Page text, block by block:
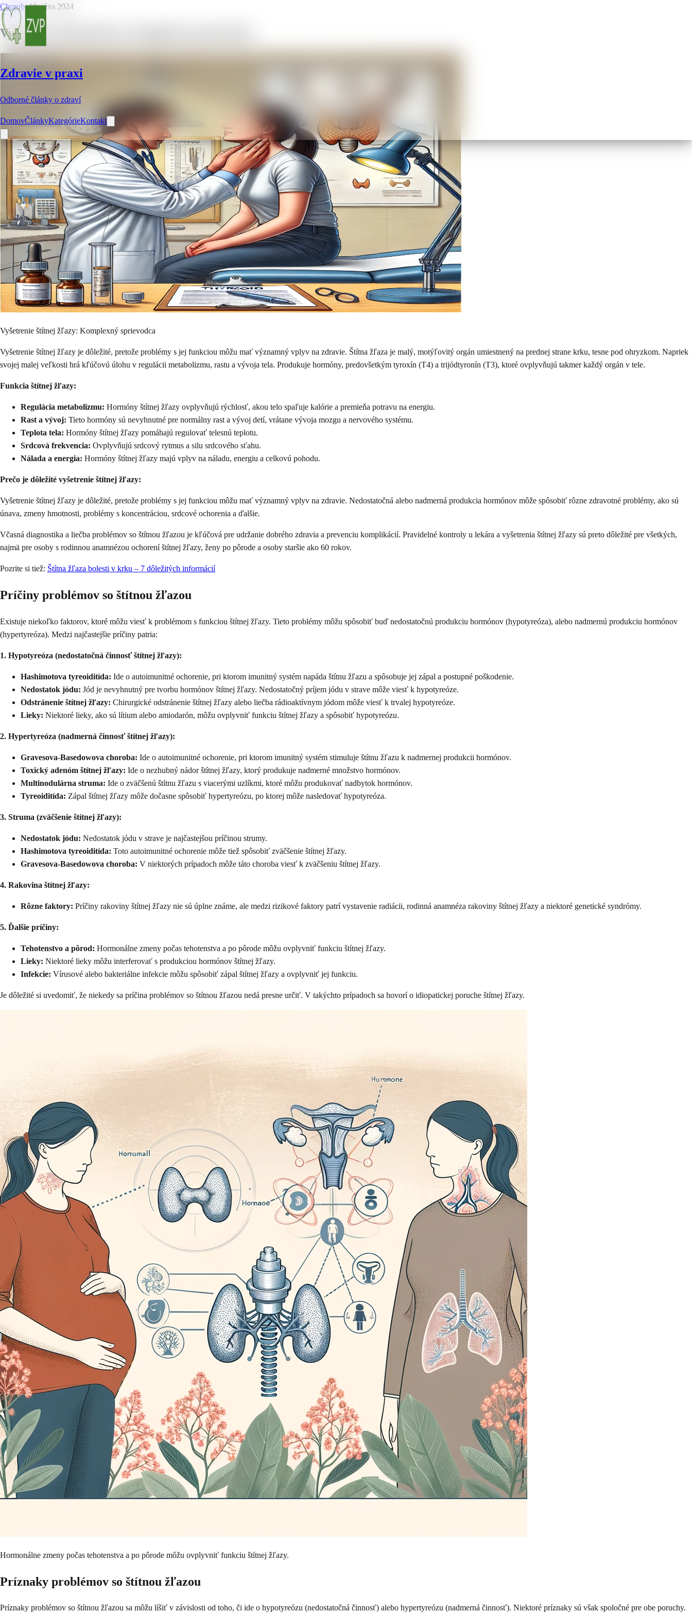
Zdravie v praxi
Odborné články o zdraví
DomovČlánkyKategórieKontakt
Choroby19. júna 2024
Vyšetrenie štítnej žľazy: Komplexný sprievodca
Vyšetrenie štítnej žľazy: Komplexný sprievodca
Vyšetrenie štítnej žľazy je dôležité, pretože problémy s jej funkciou môžu mať významný vplyv na zdravie. Štítna žľaza je malý, motýľovitý orgán umiestnený na prednej strane krku, tesne pod ohryzkom. Napriek
svojej malej veľkosti hrá kľúčovú úlohu v regulácii metabolizmu, rastu a vývoja tela. Produkuje hormóny, predovšetkým tyroxín (T4) a trijódtyronín (T3), ktoré ovplyvňujú takmer každý orgán v tele.
Funkcia štítnej žľazy:
Regulácia metabolizmu: Hormóny štítnej žľazy ovplyvňujú rýchlosť, akou telo spaľuje kalórie a premieňa potravu na energiu.
Rast a vývoj: Tieto hormóny sú nevyhnutné pre normálny rast a vývoj detí, vrátane vývoja mozgu a nervového systému.
Teplota tela: Hormóny štítnej žľazy pomáhajú regulovať telesnú teplotu.
Srdcová frekvencia: Ovplyvňujú srdcový rytmus a silu srdcového sťahu.
Nálada a energia: Hormóny štítnej žľazy majú vplyv na náladu, energiu a celkovú pohodu.
Prečo je dôležité vyšetrenie štítnej žľazy:
Vyšetrenie štítnej žľazy je dôležité, pretože problémy s jej funkciou môžu mať významný vplyv na zdravie. Nedostatočná alebo nadmerná produkcia hormónov môže spôsobiť rôzne zdravotné problémy, ako sú
únava, zmeny hmotnosti, problémy s koncentráciou, srdcové ochorenia a ďalšie.
Včasná diagnostika a liečba problémov so štítnou žľazou je kľúčová pre udržanie dobrého zdravia a prevenciu komplikácií. Pravidelné kontroly u lekára a vyšetrenia štítnej žľazy sú preto dôležité pre všetkých,
najmä pre osoby s rodinnou anamnézou ochorení štítnej žľazy, ženy po pôrode a osoby staršie ako 60 rokov.
Pozrite si tiež: Štítna žľaza bolesti v krku – 7 dôležitých informácií
Príčiny problémov so štítnou žľazou
Existuje niekoľko faktorov, ktoré môžu viesť k problémom s funkciou štítnej žľazy. Tieto problémy môžu spôsobiť buď nedostatočnú produkciu hormónov (hypotyreóza), alebo nadmernú produkciu hormónov
(hypertyreóza). Medzi najčastejšie príčiny patria:
1. Hypotyreóza (nedostatočná činnosť štítnej žľazy):
Hashimotova tyreoiditída: Ide o autoimunitné ochorenie, pri ktorom imunitný systém napáda štítnu žľazu a spôsobuje jej zápal a postupné poškodenie.
Nedostatok jódu: Jód je nevyhnutný pre tvorbu hormónov štítnej žľazy. Nedostatočný príjem jódu v strave môže viesť k hypotyreóze.
Odstránenie štítnej žľazy: Chirurgické odstránenie štítnej žľazy alebo liečba rádioaktívnym jódom môže viesť k trvalej hypotyreóze.
Lieky: Niektoré lieky, ako sú lítium alebo amiodarón, môžu ovplyvniť funkciu štítnej žľazy a spôsobiť hypotyreózu.
2. Hypertyreóza (nadmerná činnosť štítnej žľazy):
Gravesova-Basedowova choroba: Ide o autoimunitné ochorenie, pri ktorom imunitný systém stimuluje štítnu žľazu k nadmernej produkcii hormónov.
Toxický adenóm štítnej žľazy: Ide o nezhubný nádor štítnej žľazy, ktorý produkuje nadmerné množstvo hormónov.
Multinodulárna struma: Ide o zväčšenú štítnu žľazu s viacerými uzlíkmi, ktoré môžu produkovať nadbytok hormónov.
Tyreoiditída: Zápal štítnej žľazy môže dočasne spôsobiť hypertyreózu, po ktorej môže nasledovať hypotyreóza.
3. Struma (zväčšenie štítnej žľazy):
Nedostatok jódu: Nedostatok jódu v strave je najčastejšou príčinou strumy.
Hashimotova tyreoiditída: Toto autoimunitné ochorenie môže tiež spôsobiť zväčšenie štítnej žľazy.
Gravesova-Basedowova choroba: V niektorých prípadoch môže táto choroba viesť k zväčšeniu štítnej žľazy.
4. Rakovina štítnej žľazy:
Rôzne faktory: Príčiny rakoviny štítnej žľazy nie sú úplne známe, ale medzi rizikové faktory patrí vystavenie radiácii, rodinná anamnéza rakoviny štítnej žľazy a niektoré genetické syndrómy.
5. Ďalšie príčiny:
Tehotenstvo a pôrod: Hormonálne zmeny počas tehotenstva a po pôrode môžu ovplyvniť funkciu štítnej žľazy.
Lieky: Niektoré lieky môžu interferovať s produkciou hormónov štítnej žľazy.
Infekcie: Vírusové alebo bakteriálne infekcie môžu spôsobiť zápal štítnej žľazy a ovplyvniť jej funkciu.
Je dôležité si uvedomiť, že niekedy sa príčina problémov so štítnou žľazou nedá presne určiť. V takýchto prípadoch sa hovorí o idiopatickej poruche štítnej žľazy.
Hormonálne zmeny počas tehotenstva a po pôrode môžu ovplyvniť funkciu štítnej žľazy.
Príznaky problémov so štítnou žľazou
Príznaky problémov so štítnou žľazou sa môžu líšiť v závislosti od toho, či ide o hypotyreózu (nedostatočná činnosť) alebo hypertyreózu (nadmerná činnosť). Niektoré príznaky sú však spoločné pre obe poruchy.